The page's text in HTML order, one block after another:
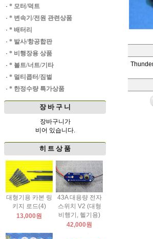
· * 모터/덕트
· * 변속기/전원 관련상품
· * 배터리
· * 발사/항공합판
· * 비행장용 상품
· * 볼트/너트/기타
· * 멀티콥터/짐벌
· * 한정수량 특가상품
장 바 구 니
장바구니가
비어 있습니다.
히 트 상 품
대형기용 카본 링
키지 로드(4)
13,000원
43A 대용량 전자
스위치 V2 (대형
비행기, 헬기용)
42,000원